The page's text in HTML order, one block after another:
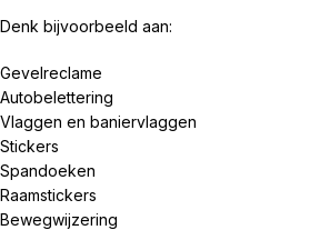
Denk bijvoorbeeld aan:
Gevelreclame
Autobelettering
Vlaggen en baniervlaggen
Stickers
Spandoeken
Raamstickers
Bewegwijzering